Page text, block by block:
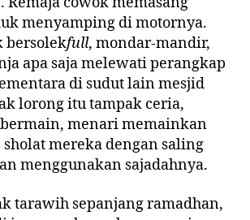
menyamping di motornya.
bersolekfull, mondar-mandir,
apa saja melewati perangkap
di sudut lain mesjid
lorong itu tampak ceria,
menari memainkan
mereka dengan saling
menggunakan sajadahnya.
tarawih sepanjang ramadhan,